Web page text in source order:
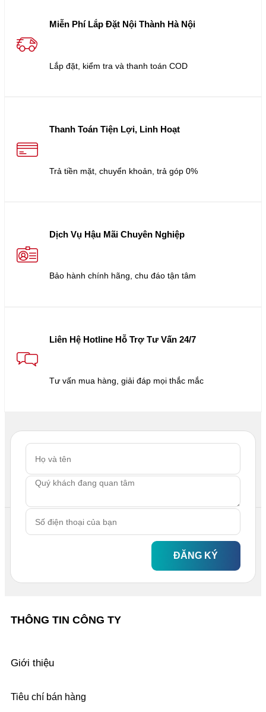
Miễn Phí Lắp Đặt Nội Thành Hà Nội
Lắp đặt, kiểm tra và thanh toán COD
Thanh Toán Tiện Lợi, Linh Hoạt
Trả tiền mặt, chuyển khoản, trả góp 0%
Dịch Vụ Hậu Mãi Chuyên Nghiệp
Bảo hành chính hãng, chu đáo tận tâm
Liên Hệ Hotline Hỗ Trợ Tư Vấn 24/7
Tư vấn mua hàng, giải đáp mọi thắc mắc
ĐĂNG KÝ
THÔNG TIN CÔNG TY
Giới thiệu
Tiêu chí bán hàng